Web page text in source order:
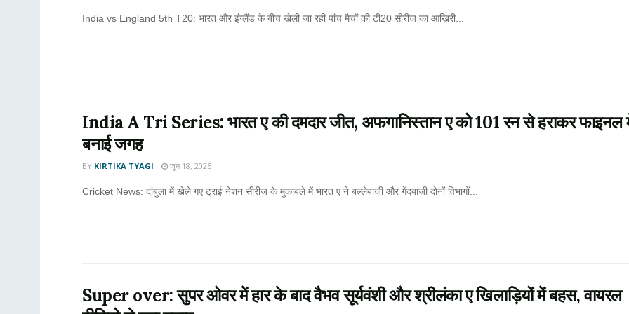
India vs England 5th T20: भारत और इंग्लैंड के बीच खेली जा रही पांच मैचों की टी20 सीरीज का आखिरी...
India A Tri Series: भारत ए की दमदार जीत, अफगानिस्तान ए को 101 रन से हराकर फाइनल
बनाई जगह
BY KIRTIKA TYAGI जून 18, 2026
Cricket News: दांबुला में खेले गए ट्राई नेशन सीरीज के मुकाबले में भारत ए ने बल्लेबाजी और गेंदबाजी दोनों विभागों...
Super over: सुपर ओवर में हार के बाद वैभव सूर्यवंशी और श्रीलंका ए खिलाड़ियों में बहस, वायरल